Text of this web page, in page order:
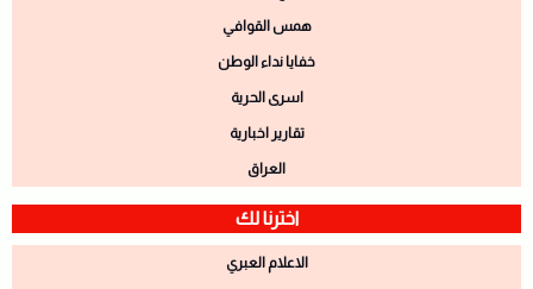
همس القوافي
خفايا نداء الوطن
اسرى الحرية
تقارير اخبارية
العراق
اخترنا لك
الاعلام العبري